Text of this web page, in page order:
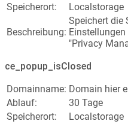
Speicherort:
Localstorage
Beschreibung:
Speichert die
"Privacy
ce_popup_isClosed
Domainname: Domain hier
Ablauf:
30 Tage
Speicherort:
Localstorage